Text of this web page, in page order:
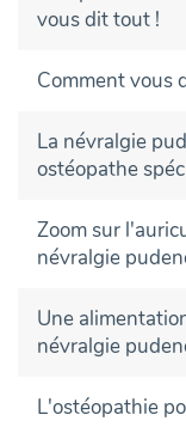
vous dit tout !
Comment vous
La névralgie
ostéopathe
Zoom sur
névralgie
Une
névralgie
L'ostéopathie